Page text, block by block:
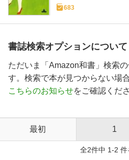
683
書誌検索オプションについて
ただいま「Amazon和書」検索
す。検索で本が見つからない場
こちらのお知らせをご確認くださ
最初 1
全2件中 1-2 件